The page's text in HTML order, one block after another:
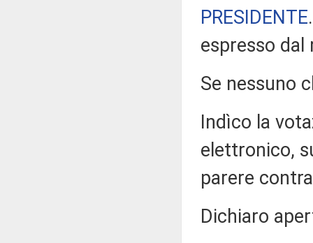
PRESIDENTE
espresso dal
Se nessuno
Indìco la
elettronico,
parere
Dichiaro